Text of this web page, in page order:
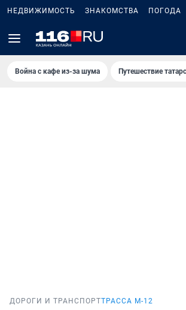
НЕДВИЖИМОСТЬ ЗНАКОМСТВА ПОГОДА
Война с кафе из-за шума Путешествие
ДОРОГИ И ТРАНСПОРТТРАССА М-12